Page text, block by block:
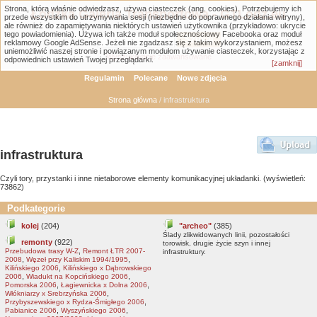
Łódzka Galeria Transportowa - GTLodz.eu
Wyszukiwanie zaawansowane
Regulamin Polecane Nowe zdjęcia
Strona główna/ infrastruktura
infrastruktura
Czyli tory, przystanki i inne nietaborowe elementy komunikacyjnej układanki. (wyświetleń:
73862)
Podkategorie
kolej (204)
remonty (922)
Przebudowa trasy W-Z Remont ŁTR 2007-
2008
Węzeł przy Kaliskim 1994/1995
Kilińskiego 2006
Kilińskiego x Dąbrowskiego
2006
Wiadukt na Kopcińskiego 2006
Pomorska 2006 Łagiewnicka x Dolna 2006
Włókniarzy x Srebrzyńska 2006
Przybyszewskiego x Rydza-Śmigłego 2006
Pabianice 2006 Wyszyńskiego 2006
"archeo" (385)
Ślady zlikwidowanych linii, pozostałości
torowisk, drugie życie szyn i innej
infrastruktury.
Strona, którą właśnie odwiedzasz, używa ciasteczek (ang. cookies). Potrzebujemy ich
przede wszystkim do utrzymywania sesji (niezbędne do poprawnego działania witryny),
ale również do zapamiętywania niektórych ustawień użytkownika (przykładowo: ukrycie
tego powiadomienia). Używa ich także moduł społecznościowy Facebooka oraz moduł
reklamowy Google AdSense. Jeżeli nie zgadzasz się z takim wykorzystaniem, możesz
uniemożliwić naszej stronie i powiązanym modułom używanie ciasteczek, korzystając z
odpowiednich ustawień Twojej przeglądarki.
[zamknij]